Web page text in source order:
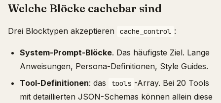
Welche Blöcke cachebar sind
Drei Blocktypen akzeptieren cache_control :
System-Prompt-Blöcke. Das häufigste Ziel. Lange
Anweisungen, Persona-Definitionen, Style Guides.
Tool-Definitionen: das tools -Array. Bei 20 Tools
mit detaillierten JSON-Schemas können allein diese